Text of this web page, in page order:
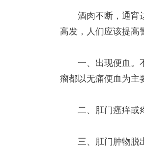
酒肉不断，通宵
高发，人们应该提高
一、出现便血。
瘤都以无痛便血为主
二、肛门瘙痒或
三、肛门肿物脱